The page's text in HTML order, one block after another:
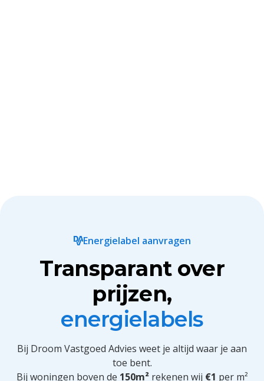
Energielabel aanvragen
Transparant over
prijzen,
energielabels
Bij Droom Vastgoed Advies weet je altijd waar je aan
toe bent.
Bij woningen boven de 150m²rekenen wij €1 per m²